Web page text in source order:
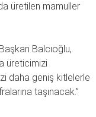
üretilen mamuller
Balcıoğlu,
üreticimizi
daha geniş kitlelerle
taşınacak.”